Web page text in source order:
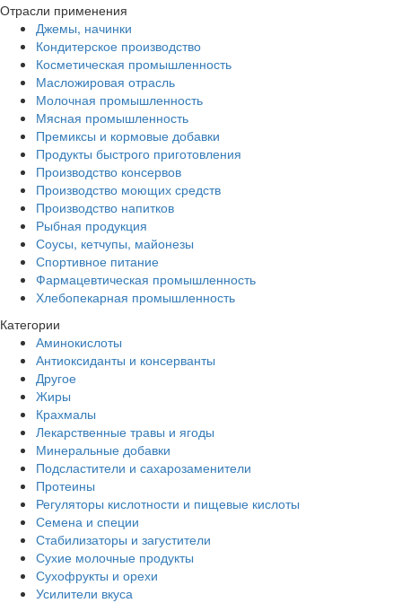
Отрасли применения
Джемы, начинки
Кондитерское производство
Косметическая промышленность
Масложировая отрасль
Молочная промышленность
Мясная промышленность
Премиксы и кормовые добавки
Продукты быстрого приготовления
Производство консервов
Производство моющих средств
Производство напитков
Рыбная продукция
Соусы, кетчупы, майонезы
Спортивное питание
Фармацевтическая промышленность
Хлебопекарная промышленность
Категории
Аминокислоты
Антиоксиданты и консерванты
Другое
Жиры
Крахмалы
Лекарственные травы и ягоды
Минеральные добавки
Подсластители и сахарозаменители
Протеины
Регуляторы кислотности и пищевые кислоты
Семена и специи
Стабилизаторы и загустители
Сухие молочные продукты
Сухофрукты и орехи
Усилители вкуса